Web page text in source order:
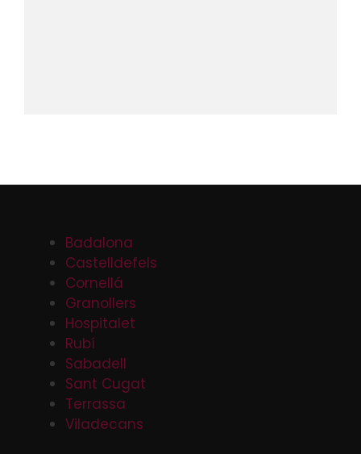
Badalona
Castelldefels
Cornellá
Granollers
Hospitalet
Rubí
Sabadell
Sant Cugat
Terrassa
Viladecans